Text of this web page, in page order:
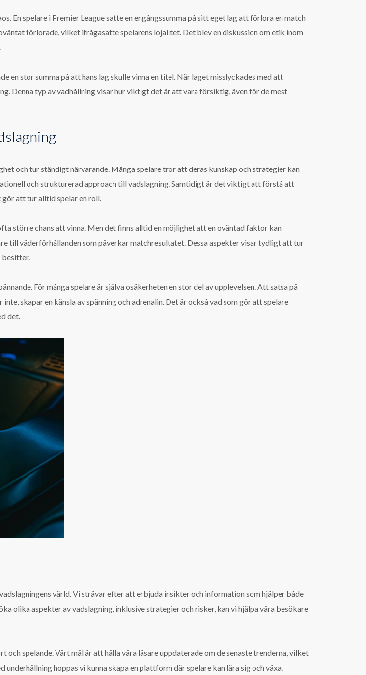
En spelare i Premier League satte en engångssumma på sitt eget lag att förlora en match
förlorade, vilket ifrågasatte spelarens lojalitet. Det blev en diskussion om etik inom
en stor summa på att hans lag skulle vinna en titel. När laget misslyckades med att
Denna typ av vadhållning visar hur viktigt det är att vara försiktig, även för de mest
och tur ständigt närvarande. Många spelare tror att deras kunskap och strategier kan
och strukturerad approach till vadslagning. Samtidigt är det viktigt att förstå att
gör att tur alltid spelar en roll.
större chans att vinna. Men det finns alltid en möjlighet att en oväntad faktor kan
till väderförhållanden som påverkar matchresultatet. Dessa aspekter visar tydligt att tur
besitter.
För många spelare är själva osäkerheten en stor del av upplevelsen. Att satsa på
skapar en känsla av spänning och adrenalin. Det är också vad som gör att spelare
det.
värld. Vi strävar efter att erbjuda insikter och information som hjälper både
olika aspekter av vadslagning, inklusive strategier och risker, kan vi hjälpa våra besökare
spelande. Vårt mål är att hålla våra läsare uppdaterade om de senaste trenderna, vilket
hoppas vi kunna skapa en plattform där spelare kan lära sig och växa.